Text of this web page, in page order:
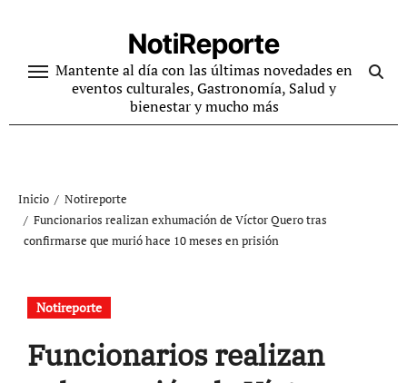
contenido
NotiReporte
Mantente al día con las últimas novedades en
eventos culturales, Gastronomía, Salud y
bienestar y mucho más
Inicio
Notireporte
Funcionarios realizan exhumación de Víctor Quero tras
confirmarse que murió hace 10 meses en prisión
Notireporte
Funcionarios realizan